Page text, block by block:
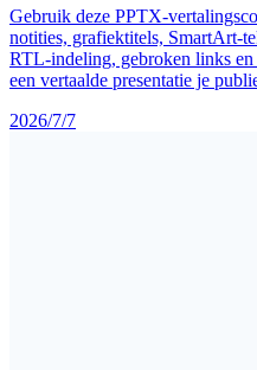
Gebruik deze PPTX-
notities, grafiektitels, SmartArt-
RTL-indeling, gebroken links
een vertaalde presentatie je
2026/7/7